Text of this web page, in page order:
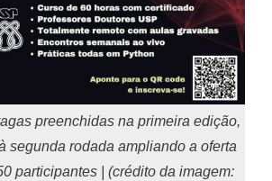
preenchidas na primeira edição,
segunda rodada ampliando a oferta
participantes | (crédito da imagem: